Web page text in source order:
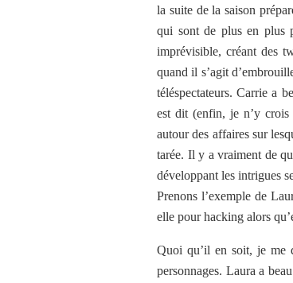
la suite de la saison
qui sont de plus en plus
imprévisible, créant des
quand il s’agit
téléspectateurs. Carrie a
est dit (enfin, je n’y
autour des affaires sur
tarée. Il y a vraiment de
développant les intrigues
Prenons l’exemple de
elle pour hacking alors
Quoi qu’il en soit, je me
personnages. Laura a